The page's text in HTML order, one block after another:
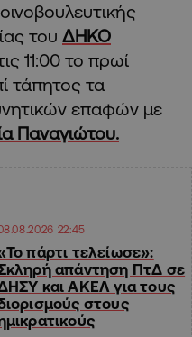
του ΔΗΚΟ
11:00 το πρωί
τάπητος τα
επαφών με
Παναγιώτου.
22:45
πάρτι τελείωσε»:
απάντηση ΠτΔ σε
και ΑΚΕΛ για τους
στους